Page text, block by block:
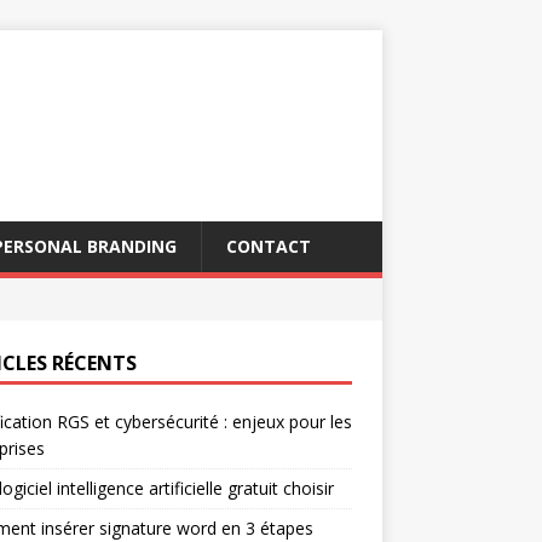
BRANDING CONTACT
RÉCENTS
RGS et cybersécurité : enjeux pour les
intelligence artificielle gratuit choisir
insérer signature word en 3 étapes